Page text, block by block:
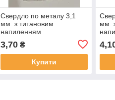
Свердло по металу 3,1
мм. з титановим
напиленням
3,70₴
Купити
мм.